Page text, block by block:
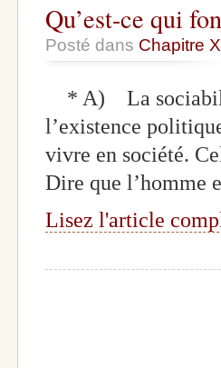
Qu’est-ce qui
Posté dans Chapitre
* A) La
l’existence
vivre en société.
Dire que l’homme
Lisez l'article